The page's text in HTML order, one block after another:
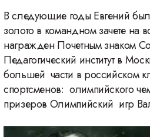
В следующие годы Евгений
золото в командном зачете на
награжден Почетным знаком
Педагогический институт в
большей части в российском
спортсменов: олимпийского
призеров Олимпийский игр